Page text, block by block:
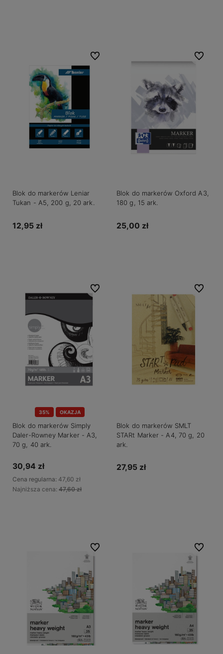
Blok do markerów Leniar
Tukan - A5, 200 g, 20 ark.
12,95 zł
Do ulubionych
Blok do markerów Oxford A3,
180 g, 15 ark.
25,00 zł
Do
35% OKAZJA
Blok do markerów Simply
Daler-Rowney Marker - A3,
70 g, 40 ark.
30,94 zł
Cena regularna: 47,60 zł
Najniższa cena: 47,60 zł
Do ulubionych
Blok do markerów SMLT
STARt Marker - A4, 70 g, 20
ark.
27,95 zł
Do
Do ulubionych Do